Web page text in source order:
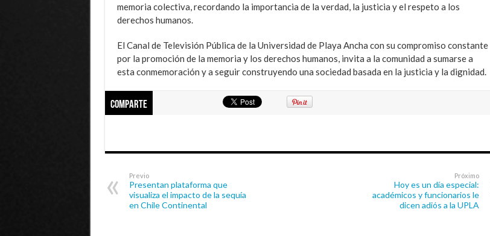
memoria colectiva, recordando la importancia de la verdad, la justicia y el respeto a los
derechos humanos.
El Canal de Televisión Pública de la Universidad de Playa Ancha con su compromiso constante
por la promoción de la memoria y los derechos humanos, invita a la comunidad a sumarse a
esta conmemoración y a seguir construyendo una sociedad basada en la justicia y la dignidad.
Comparte
Previo
Presentan plataforma que
visualiza el impacto de la sequía
en Chile Continental
Próximo
Hoy es un día especial:
académicos y funcionarios le
dicen adiós a la UPLA